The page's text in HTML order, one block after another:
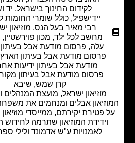
לקידום החינוך בישראל,יד ושם,
יידישפיל,כולל שומרי החומות לצדקת
רבי מאיר בעל הנס,מוזיאון ישראל,
מחשב לכל ילד ,מכון פוירשטיין,מנוחה,
פרסום מודעת אבל בעיתון גלובס,
פרסום מודעת אבל בעיתון הארץ,פרסום
מודעת אבל בעיתון ידיעות אחרונות,
פרסום מודעת אבל בעיתון מקור ראשון,
קרן שמש,שיבא
מוזיאון ישראל, מועצת המנהלים וצוות
אבלים ומנחמים את משפחת ספרא
פטירת יקירתם, ממייסדי מוזיאון ישראל
וידידת המוזיאון שתרמה לחידוש האגף
לאמנויות ע"ש אדמונד ולילי ספרא.